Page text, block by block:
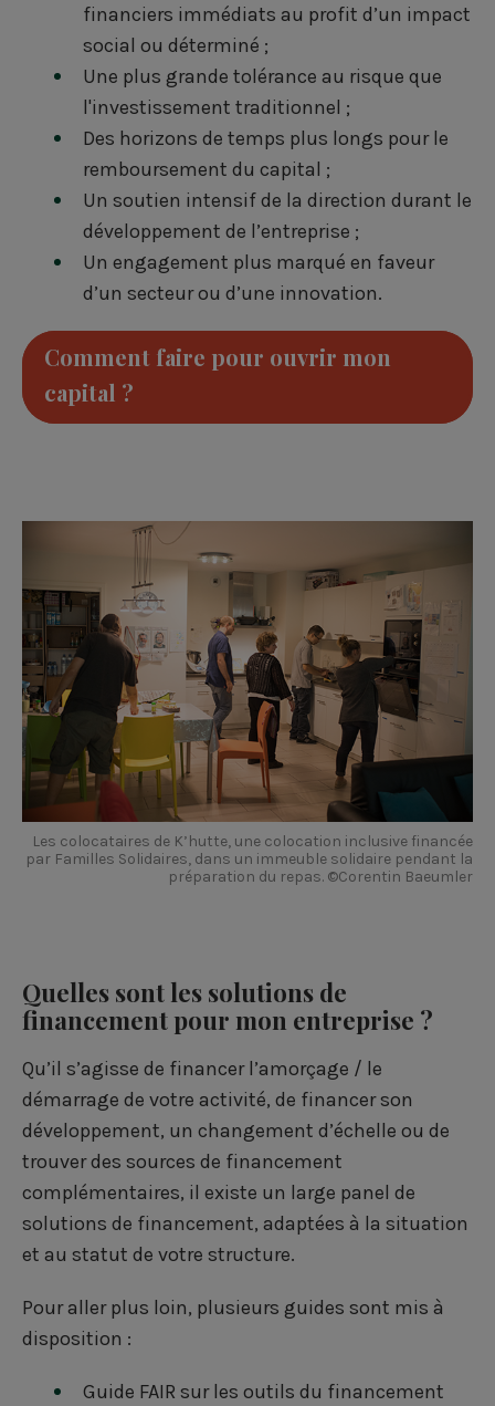
financiers immédiats au profit d’un impact
social ou déterminé ;
Une plus grande tolérance au risque que
l'investissement traditionnel ;
Des horizons de temps plus longs pour le
remboursement du capital ;
Un soutien intensif de la direction durant le
développement de l’entreprise ;
Un engagement plus marqué en faveur
d’un secteur ou d’une innovation.
Comment faire pour ouvrir mon
capital ?
Les colocataires de K’hutte, une colocation inclusive financée
par Familles Solidaires, dans un immeuble solidaire pendant la
préparation du repas. ©Corentin Baeumler
Quelles sont les solutions de
financement pour mon entreprise ?
Qu’il s’agisse de financer l’amorçage / le
démarrage de votre activité, de financer son
développement, un changement d’échelle ou de
trouver des sources de financement
complémentaires, il existe un large panel de
solutions de financement, adaptées à la situation
et au statut de votre structure.
Pour aller plus loin, plusieurs guides sont mis à
disposition :
Guide FAIR sur les outils du financement